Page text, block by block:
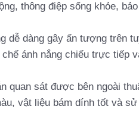
thông điệp sống khỏe,
dễ dàng gây ấn tượng trên
ánh nắng chiếu trực tiếp
quan sát được bên ngoài
vật liệu bám dính tốt và sử